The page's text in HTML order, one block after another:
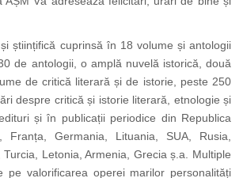
științifică cuprinsă în 18 volume și antologii
de antologii, o amplă nuvelă istorică, două
de critică literară și de istorie, peste 250
despre critică și istorie literară, etnologie și
și în publicații periodice din Republica
Franța, Germania, Lituania, SUA, Rusia,
Letonia, Armenia, Grecia ș.a. Multiple
pe valorificarea operei marilor personalități